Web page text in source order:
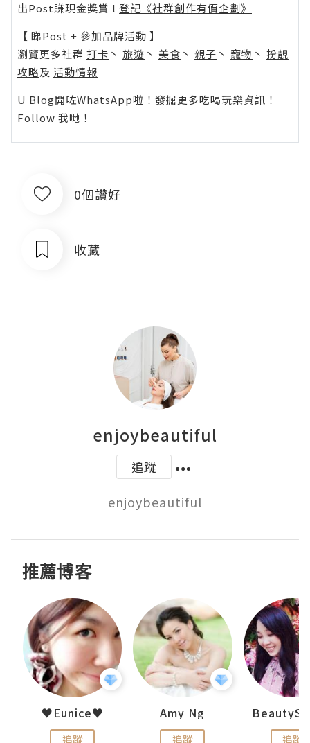
出Post賺現金獎賞 l 登記《社群創作有價企劃》
【 睇Post + 參加品牌活動 】
瀏覽更多社群 打卡 丶 旅遊 丶 美食 丶 親子 丶 寵物 丶 扮靚
攻略及 活動情報
U Blog開咗WhatsApp啦！發掘更多吃喝玩樂資訊！
Follow 我哋 ！
0個讚好
收藏
enjoybeautiful
追蹤
enjoybeautiful
推薦博客
♥Eunice♥
追蹤
Amy Ng
追蹤 追蹤